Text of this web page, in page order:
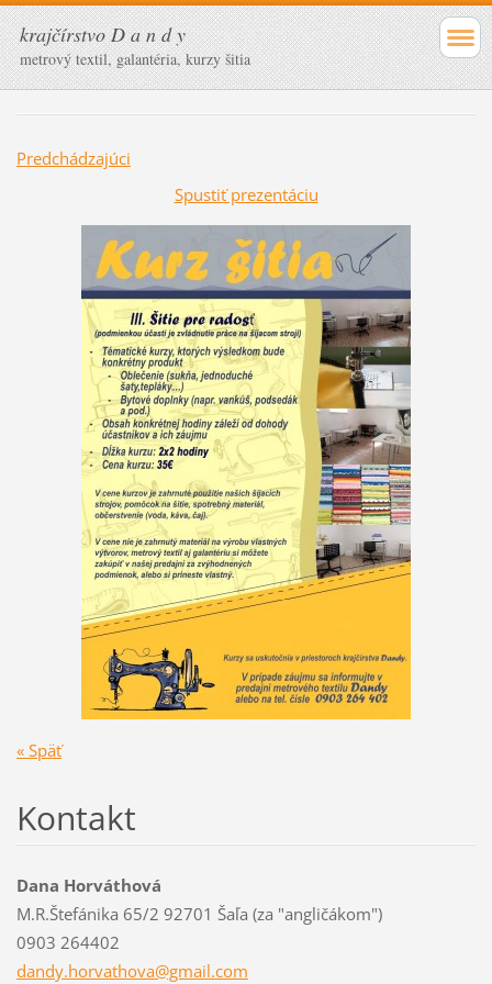
krajčírstvo D a n d y
metrový textil, galantéria, kurzy šitia
Predchádzajúci
Spustiť prezentáciu
« Späť
Kontakt
Dana Horváthová
M.R.Štefánika 65/2 92701 Šaľa (za "angličákom")
0903 264402
dandy.horvathova@gmail.com